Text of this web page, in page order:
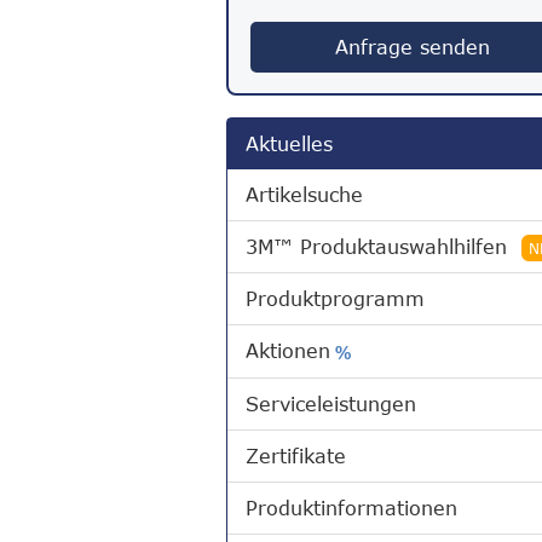
Anfrage senden
Aktuelles
Artikelsuche
3M™ Produktauswahlhilfen
Produktprogramm
Aktionen %
Serviceleistungen
Zertifikate
Produktinformationen